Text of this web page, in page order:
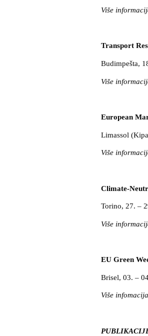
Više
Transport
Budimpešta,
Više
European
Limassol
Više
Climate-
Torino, 27. –
Više
EU Green
Brisel, 03. –
Više